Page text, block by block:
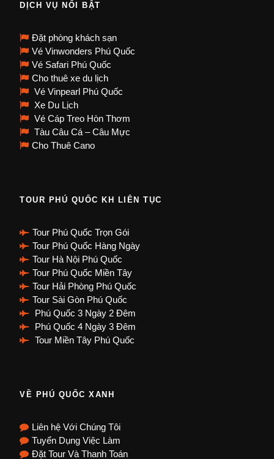
DỊCH VỤ NỔI BẬT
Đặt phòng khách sạn
Vé Vinwonders Phú Quốc
Vé Safari Phú Quốc
Cho thuê xe du lịch
Vé Vinpearl Phú Quốc
Xe Du Lịch
Vé Cáp Treo Hòn Thơm
Tàu Câu Cá – Câu Mực
Cho Thuê Cano
TOUR PHÚ QUỐC KH LIÊN TỤC
Tour Phú Quốc Trọn Gói
Tour Phú Quốc Hàng Ngày
Tour Hà Nội Phú Quốc
Tour Phú Quốc Miền Tây
Tour Hải Phòng Phú Quốc
Tour Sài Gòn Phú Quốc
Phú Quốc 3 Ngày 2 Đêm
Phú Quốc 4 Ngày 3 Đêm
Tour Miền Tây Phú Quốc
VỀ PHÚ QUỐC XANH
Liên hệ Với Chúng Tôi
Tuyển Dụng Việc Làm
Đặt Tour Và Thanh Toán